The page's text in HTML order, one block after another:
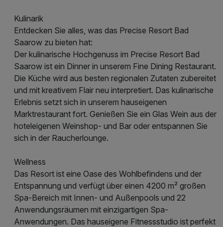
Kulinarik
Entdecken Sie alles, was das Precise Resort Bad
Saarow zu bieten hat:
Der kulinarische Hochgenuss im Precise Resort Bad
Saarow ist ein Dinner in unserem Fine Dining Restaurant.
Die Küche wird aus besten regionalen Zutaten zubereitet
und mit kreativem Flair neu interpretiert. Das kulinarische
Erlebnis setzt sich in unserem hauseigenen
Marktrestaurant fort. Genießen Sie ein Glas Wein aus der
hoteleigenen Weinshop- und Bar oder entspannen Sie
sich in der Raucherlounge.
Wellness
Das Resort ist eine Oase des Wohlbefindens und der
Entspannung und verfügt über einen 4200 m² großen
Spa-Bereich mit Innen- und Außenpools und 22
Anwendungsräumen mit einzigartigen Spa-
Anwendungen. Das hauseigene Fitnessstudio ist perfekt